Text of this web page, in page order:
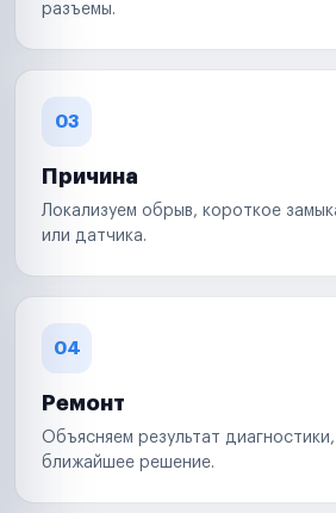
разъемы.
03
Причина
Локализуем обрыв, короткое
или датчика.
04
Ремонт
Объясняем результат
ближайшее решение.